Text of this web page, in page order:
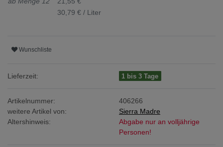
30,79 € / Liter
Wunschliste
Lieferzeit: 1 bis 3 Tage
Artikelnummer:
406266
weitere Artikel von:
Sierra Madre
Altershinweis:
Abgabe nur an volljährige
Personen!